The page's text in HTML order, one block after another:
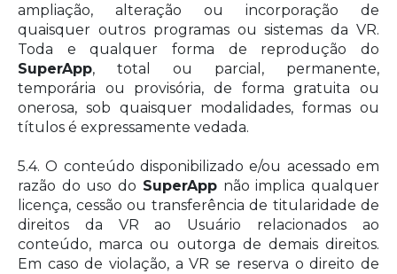
ampliação, alteração ou incorporação de
quaisquer outros programas ou sistemas da VR.
Toda e qualquer forma de reprodução do
SuperApp, total ou parcial, permanente,
temporária ou provisória, de forma gratuita ou
onerosa, sob quaisquer modalidades, formas ou
títulos é expressamente vedada.
5.4. O conteúdo disponibilizado e/ou acessado em
razão do uso do SuperAppnão implica qualquer
licença, cessão ou transferência de titularidade de
direitos da VR ao Usuário relacionados ao
conteúdo, marca ou outorga de demais direitos.
Em caso de violação, a VR se reserva o direito de